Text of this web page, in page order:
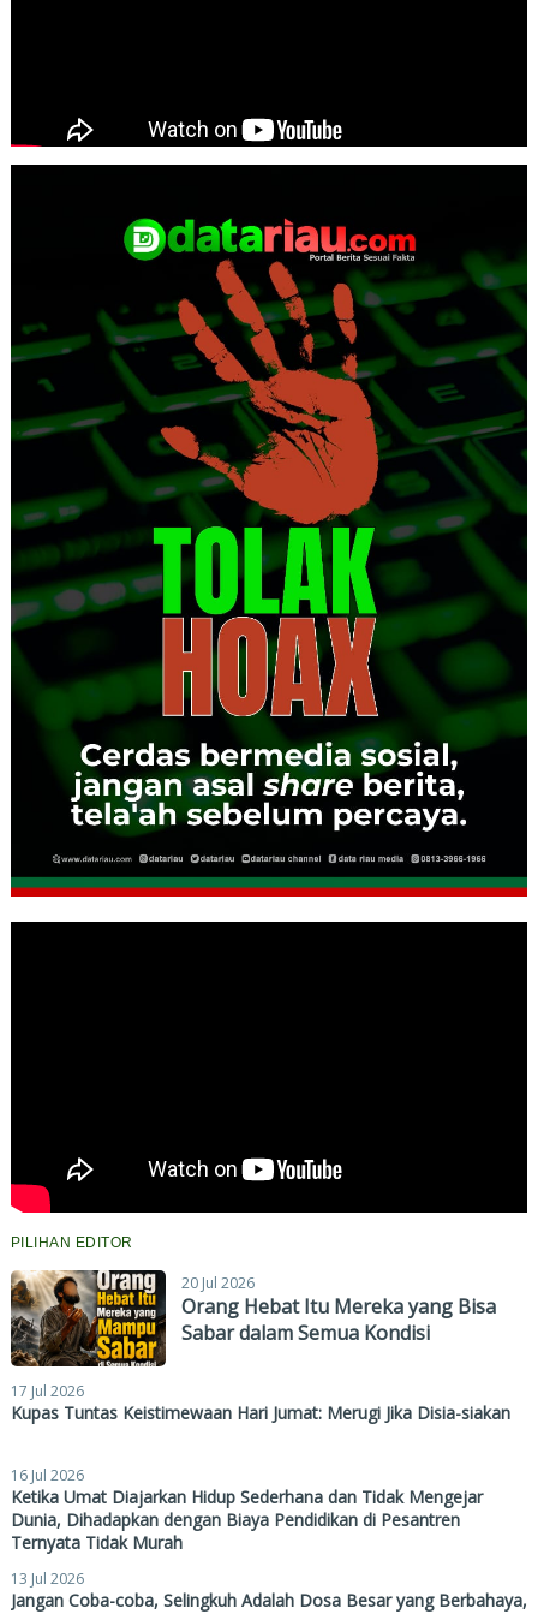
PILIHAN EDITOR
20 Jul 2026
Orang Hebat Itu Mereka yang Bisa
Sabar dalam Semua Kondisi
17 Jul 2026
Kupas Tuntas Keistimewaan Hari Jumat: Merugi Jika Disia-siakan
16 Jul 2026
Ketika Umat Diajarkan Hidup Sederhana dan Tidak Mengejar
Dunia, Dihadapkan dengan Biaya Pendidikan di Pesantren
Ternyata Tidak Murah
13 Jul 2026
Jangan Coba-coba, Selingkuh Adalah Dosa Besar yang Berbahaya,